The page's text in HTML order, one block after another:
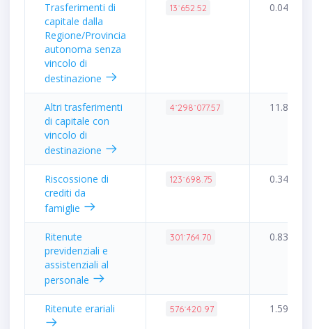
Trasferimenti di
capitale dalla
Regione/Provincia
autonoma senza
vincolo di
destinazione
13˙652.52 0.04%
Altri trasferimenti
di capitale con
vincolo di
destinazione
4˙298˙077.57 11.84%
Riscossione di
crediti da
famiglie
123˙698.75 0.34%
Ritenute
previdenziali e
assistenziali al
personale
301˙764.70 0.83%
Ritenute erariali 576˙420.97 1.59%